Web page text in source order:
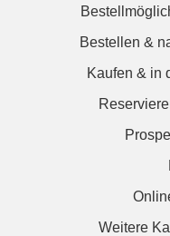
Bestellen &
Kaufen & in
Weitere